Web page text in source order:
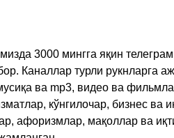
3000 мингга яқин
Каналлар турли рукнларга
ва mp3, видео ва
кўнгилочар, бизнес ва
афоризмлар, мақоллар ва